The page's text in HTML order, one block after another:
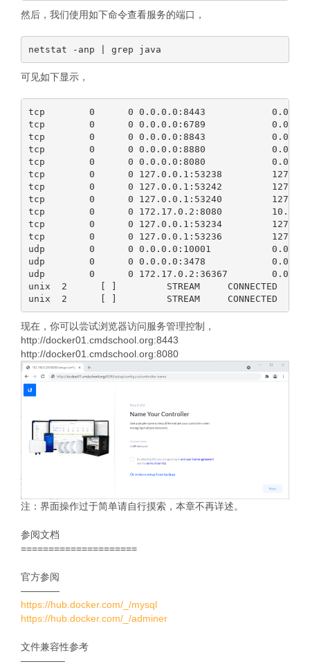
然后，我们使用如下命令查看服务的端口，
可见如下显示，
tcp        0      0 0.0.0.0:8443
tcp        0      0 0.0.0.0:6789
tcp        0      0 0.0.0.0:8843
tcp        0      0 0.0.0.0:8880
tcp        0      0 0.0.0.0:8080
tcp        0      0 127.0.0.1:53238
tcp        0      0 127.0.0.1:53242
tcp        0      0 127.0.0.1:53240
tcp        0      0 172.17.0.2:8080
tcp        0      0 127.0.0.1:53234
tcp        0      0 127.0.0.1:53236
udp        0      0 0.0.0.0:10001
udp        0      0 0.0.0.0:3478
udp        0      0 172.17.0.2:36367
unix  2      [ ]         STREAM     CONNECTED
现在，你可以尝试浏览器访问服务管理控制，
http://docker01.cmdschool.org:8443
http://docker01.cmdschool.org:8080
注：界面操作过于简单请自行摸索，本章不再详述。
参阅文档
=====================
官方参阅
————
https://hub.docker.com/_/mysql
https://hub.docker.com/_/adminer
文件兼容性参考
————–